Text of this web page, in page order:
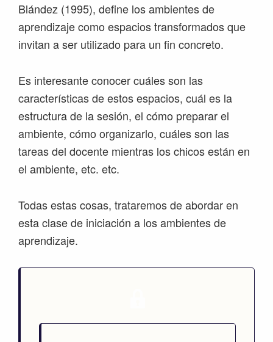
Blández (1995), define los ambientes de
aprendizaje como espacios transformados que
invitan a ser utilizado para un fin concreto.
Es interesante conocer cuáles son las
características de estos espacios, cuál es la
estructura de la sesión, el cómo preparar el
ambiente, cómo organizarlo, cuáles son las
tareas del docente mientras los chicos están en
el ambiente, etc. etc.
Todas estas cosas, trataremos de abordar en
esta clase de iniciación a los ambientes de
aprendizaje.